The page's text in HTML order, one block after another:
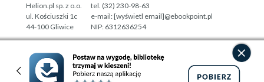
Designed with ♥ byTonik.pl
Helion.pl sp. z o.o.
ul. Kościuszki 1c
44-100 Gliwice
tel. (32) 230-98-63
e-mail:[wyświetl email]@ebookpoint.pl
NIP: 6312636254
Regon: 241989027